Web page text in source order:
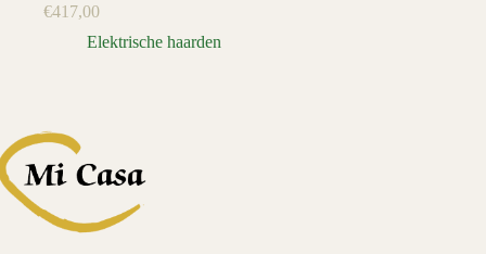
€417,00
Elektrische haarden